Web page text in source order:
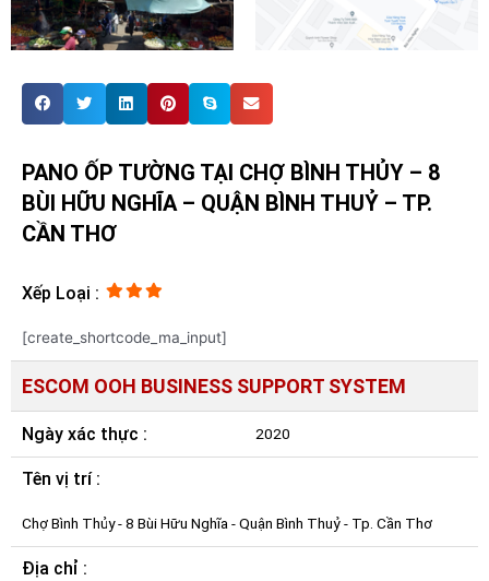
PANO ỐP TƯỜNG TẠI CHỢ BÌNH THỦY – 8
BÙI HỮU NGHĨA – QUẬN BÌNH THUỶ – TP.
CẦN THƠ
Xếp Loại :
[create_shortcode_ma_input]
ESCOM OOH BUSINESS SUPPORT SYSTEM
Ngày xác thực : 2020
Tên vị trí :
Chợ Bình Thủy - 8 Bùi Hữu Nghĩa - Quận Bình Thuỷ - Tp. Cần Thơ
Địa chỉ :